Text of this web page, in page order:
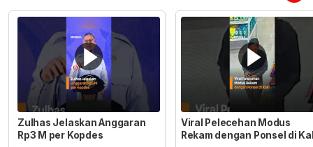
Zulhas Jelaskan Anggaran
Rp3 M per Kopdes
Viral Pelecehan Modus
Rekam dengan Ponsel di